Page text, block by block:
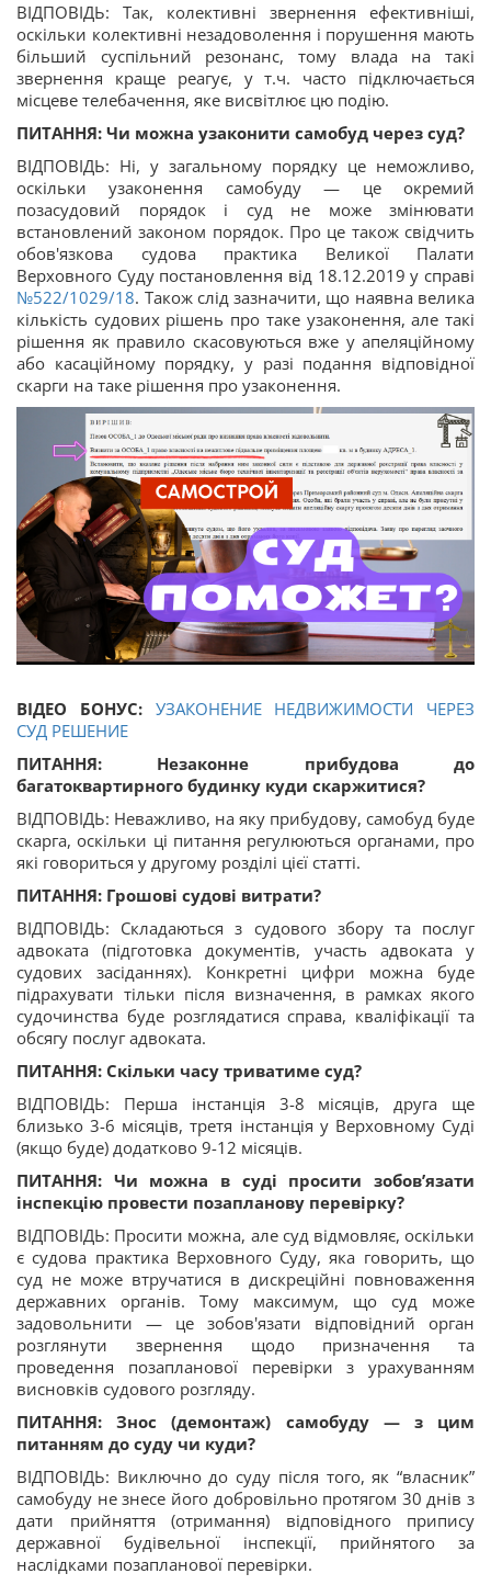
ВІДПОВІДЬ: Так, колективні звернення ефективніші,
оскільки колективні незадоволення і порушення мають
більший суспільний резонанс, тому влада на такі
звернення краще реагує, у т.ч. часто підключається
місцеве телебачення, яке висвітлює цю подію.
ПИТАННЯ: Чи можна узаконити самобуд через суд?
ВІДПОВІДЬ: Ні, у загальному порядку це неможливо,
оскільки узаконення самобуду — це окремий
позасудовий порядок і суд не може змінювати
встановлений законом порядок. Про це також свідчить
обов'язкова судова практика Великої Палати
Верховного Суду постановлення від 18.12.2019 у справі
№522/1029/18. Також слід зазначити, що наявна велика
кількість судових рішень про таке узаконення, але такі
рішення як правило скасовуються вже у апеляційному
або касаційному порядку, у разі подання відповідної
скарги на таке рішення про узаконення.
ВІДЕО БОНУС: УЗАКОНЕНИЕ НЕДВИЖИМОСТИ ЧЕРЕЗ
СУД РЕШЕНИЕ
ПИТАННЯ: Незаконне прибудова до
багатоквартирного будинку куди скаржитися?
ВІДПОВІДЬ: Неважливо, на яку прибудову, самобуд буде
скарга, оскільки ці питання регулюються органами, про
які говориться у другому розділі цієї статті.
ПИТАННЯ: Грошові судові витрати?
ВІДПОВІДЬ: Складаються з судового збору та послуг
адвоката (підготовка документів, участь адвоката у
судових засіданнях). Конкретні цифри можна буде
підрахувати тільки після визначення, в рамках якого
судочинства буде розглядатися справа, кваліфікації та
обсягу послуг адвоката.
ПИТАННЯ: Скільки часу триватиме суд?
ВІДПОВІДЬ: Перша інстанція 3-8 місяців, друга ще
близько 3-6 місяців, третя інстанція у Верховному Суді
(якщо буде) додатково 9-12 місяців.
ПИТАННЯ: Чи можна в суді просити зобов’язати
інспекцію провести позапланову перевірку?
ВІДПОВІДЬ: Просити можна, але суд відмовляє, оскільки
є судова практика Верховного Суду, яка говорить, що
суд не може втручатися в дискреційні повноваження
державних органів. Тому максимум, що суд може
задовольнити — це зобов'язати відповідний орган
розглянути звернення щодо призначення та
проведення позапланової перевірки з урахуванням
висновків судового розгляду.
ПИТАННЯ: Знос (демонтаж) самобуду — з цим
питанням до суду чи куди?
ВІДПОВІДЬ: Виключно до суду після того, як “власник”
самобуду не знесе його добровільно протягом 30 днів з
дати прийняття (отримання) відповідного припису
державної будівельної інспекції, прийнятого за
наслідками позапланової перевірки.